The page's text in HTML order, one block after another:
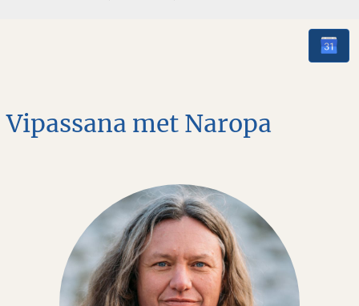
Vipassana met Naropa